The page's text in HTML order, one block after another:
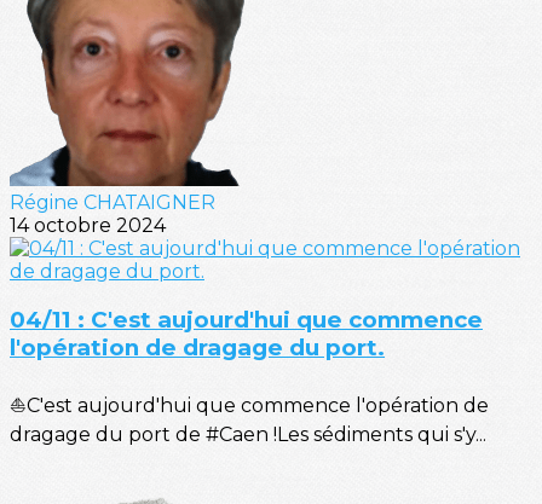
Régine CHATAIGNER
14 octobre 2024
04/11 : C'est aujourd'hui que commence
l'opération de dragage du port.
⛵C'est aujourd'hui que commence l'opération de
dragage du port de #Caen !Les sédiments qui s'y...